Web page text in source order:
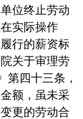
位终止劳动
在实际操作
行的薪资标
关于审理劳
第四十三条，
额，虽未采
更的劳动合